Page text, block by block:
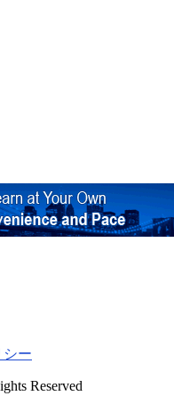
シー
Reserved